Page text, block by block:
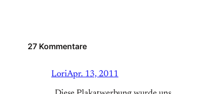
27 Kommentare
LoriApr. 13, 2011